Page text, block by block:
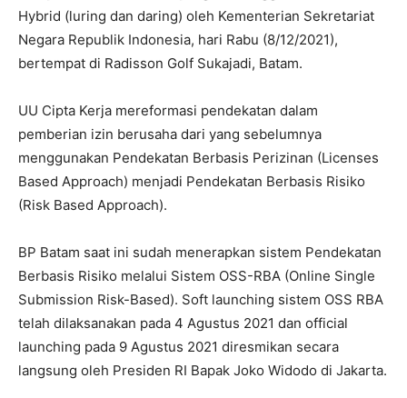
Hybrid (luring dan daring) oleh Kementerian Sekretariat
Negara Republik Indonesia, hari Rabu (8/12/2021),
bertempat di Radisson Golf Sukajadi, Batam.
UU Cipta Kerja mereformasi pendekatan dalam
pemberian izin berusaha dari yang sebelumnya
menggunakan Pendekatan Berbasis Perizinan (Licenses
Based Approach) menjadi Pendekatan Berbasis Risiko
(Risk Based Approach).
BP Batam saat ini sudah menerapkan sistem Pendekatan
Berbasis Risiko melalui Sistem OSS-RBA (Online Single
Submission Risk-Based). Soft launching sistem OSS RBA
telah dilaksanakan pada 4 Agustus 2021 dan official
launching pada 9 Agustus 2021 diresmikan secara
langsung oleh Presiden RI Bapak Joko Widodo di Jakarta.